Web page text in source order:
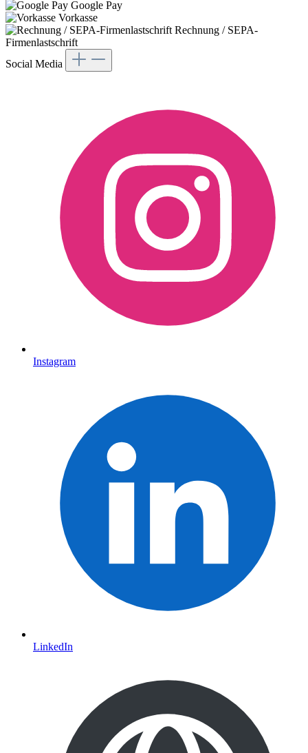
Google Pay
Vorkasse
Rechnung / SEPA-
Firmenlastschrift
Social Media
Instagram
LinkedIn